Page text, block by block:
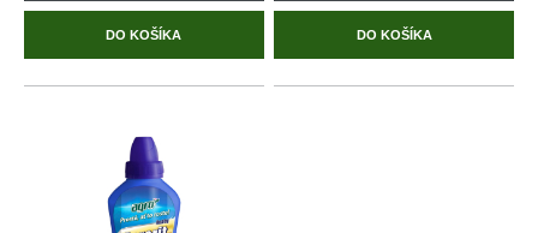
DO KOŠÍKA DO KOŠÍKA